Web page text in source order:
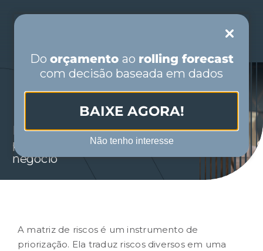
Do orçamento ao rolling forecast
com decisão baseada em dados
BAIXE AGORA!
Não tenho interesse
PORTUGUÊS
INÍCIO
SOLUÇÕES
Matriz de riscos: como usar para
priorizar ações por impacto no
negócio
A matriz de riscos é um instrumento de
priorização. Ela traduz riscos diversos em uma